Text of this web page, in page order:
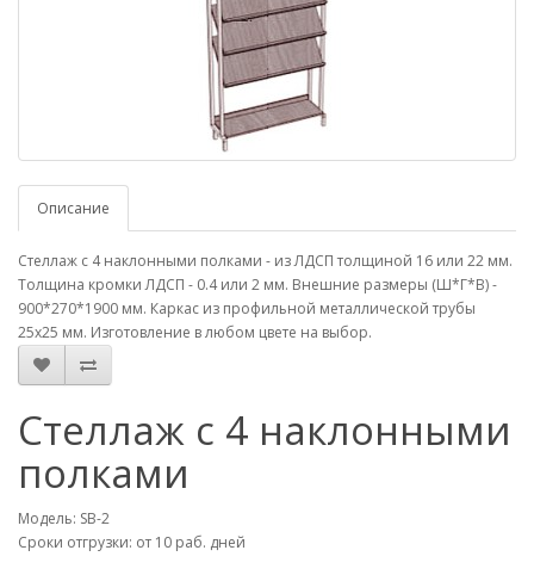
Описание
Стеллаж с 4 наклонными полками - из ЛДСП толщиной 16 или 22 мм.
Толщина кромки ЛДСП - 0.4 или 2 мм. Внешние размеры (Ш*Г*В) -
900*270*1900 мм. Каркас из профильной металлической трубы
25х25 мм. Изготовление в любом цвете на выбор.
Стеллаж с 4 наклонными
полками
Модель: SB-2
Сроки отгрузки: от 10 раб. дней